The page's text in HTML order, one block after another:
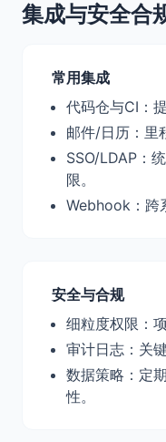
集成与安全合
常用集成
代码仓与CI：
邮件/日历：里
SSO/LDAP：
限。
Webhook：跨
安全与合规
细粒度权限：
审计日志：关
数据策略：定
性。